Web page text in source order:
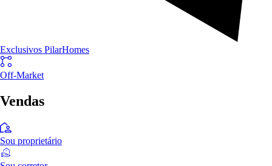
Exclusivos PilarHomes
Off-Market
Vendas
Sou proprietário